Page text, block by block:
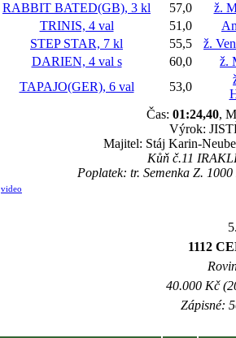
RABBIT BATED(GB), 3 kl 57,0
ž.
TRINIS, 4 val 51,0
STEP STAR, 7 kl 55,5
ž.
DARIEN, 4 val s 60,0
ž.
TAPAJO(GER), 6 val 53,0
Čas: 01:24,40,
Výrok:
Majitel: Stáj Karin-
Kůň č.11
Poplatek: tr. Semenka Z.
video
1112
40.000 Kč
Zápisné: